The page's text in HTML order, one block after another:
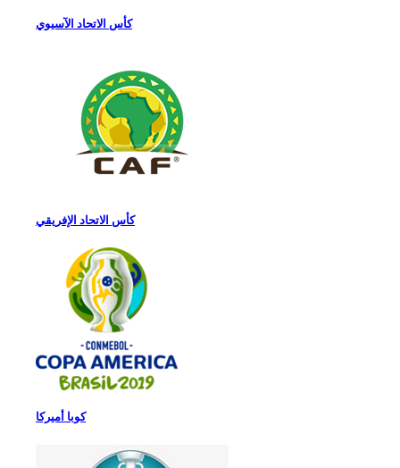
كأس الاتحاد الآسيوي
كأس الاتحاد الإفريقي
كوبا أميركا